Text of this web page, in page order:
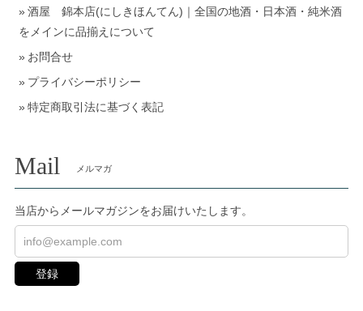
酒屋 錦本店(にしきほんてん)｜全国の地酒・日本酒・純米酒
をメインに品揃えについて
お問合せ
プライバシーポリシー
特定商取引法に基づく表記
Mail メルマガ
当店からメールマガジンをお届けいたします。
登録